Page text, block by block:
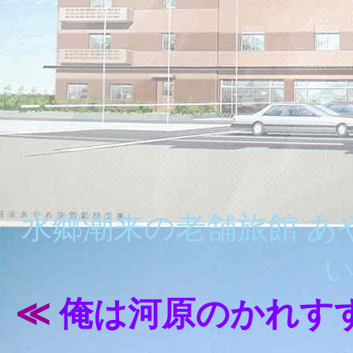
水郷潮来の老舗旅館
≪俺は河原のかれす